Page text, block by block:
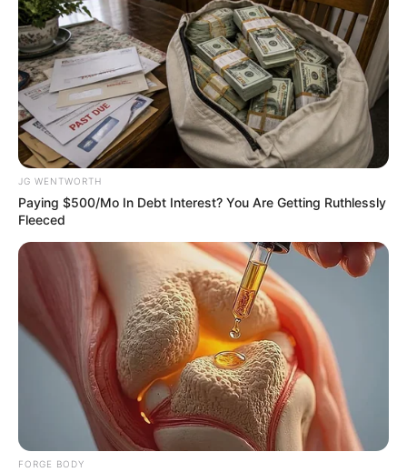
The Videos Of Hillary Clinton That Stunned
Everyone
JG WENTWORTH
Paying $500/Mo In Debt Interest? You Are Getting Ruthlessly
Fleeced
FORGE BODY